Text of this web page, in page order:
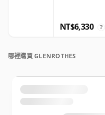
NT$6,330 ?
哪裡購買 GLENROTHES